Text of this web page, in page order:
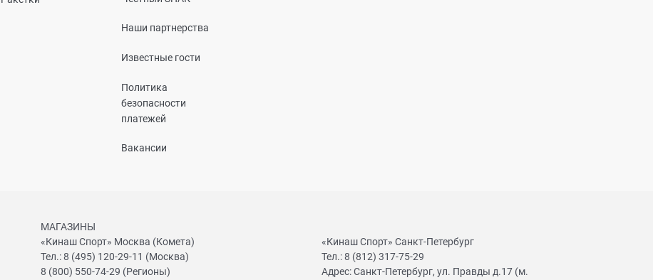
Наши партнерства
Известные гости
Политика
безопасности
платежей
Вакансии
МАГАЗИНЫ
«Кинаш Спорт» Москва (Комета)
Тел.: 8 (495) 120-29-11 (Москва)
8 (800) 550-74-29 (Регионы)
«Кинаш Спорт» Санкт-Петербург
Тел.: 8 (812) 317-75-29
Адрес:Санкт-Петербург, ул. Правды д.17 (м.